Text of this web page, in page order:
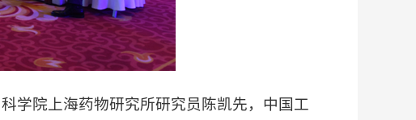
院上海药物研究所研究员陈凯先，中国工